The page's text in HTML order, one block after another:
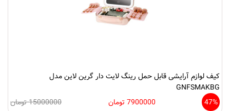
کیف لوازم آرایشی قابل حمل رینگ لایت دار گرین لاین مدل
GNFSMAKBG
47%
7900000 تومان 15000000 تومان